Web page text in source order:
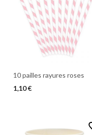
10 pailles rayures roses
1,10 €